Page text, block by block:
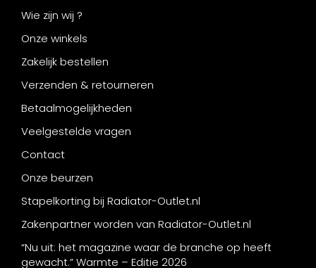
Wie zijn wij ?
Onze winkels
Zakelijk bestellen
Verzenden & retourneren
Betaalmogelijkheden
Veelgestelde vragen
Contact
Onze beurzen
Stapelkorting bij Radiator-Outlet.nl
Zakenpartner worden van Radiator-Outlet.nl
“Nu uit: het magazine waar de branche op heeft
gewacht.” Warmte – Editie 2026